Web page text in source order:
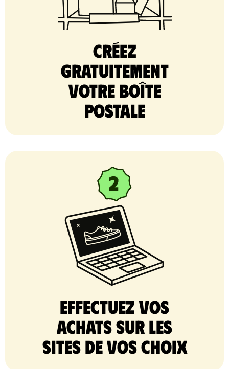
Créez
gratuitement
votre Boîte
postale
Effectuez vos
achats sur les
sites de vos choix